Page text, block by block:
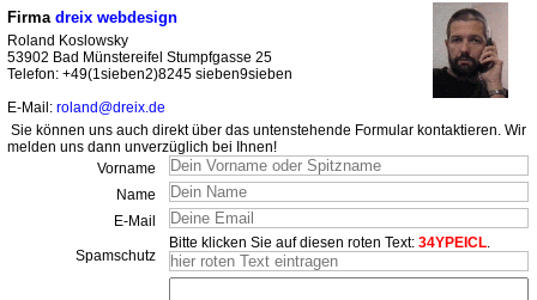
Firma dreix webdesign
Roland Koslowsky
53902 Bad Münstereifel Stumpfgasse 25
Telefon: +49(1sieben2)8245 sieben9sieben
E-Mail: roland@dreix.de
Sie können uns auch direkt über das untenstehende Formular kontaktieren. Wir
melden uns dann unverzüglich bei Ihnen!
Vorname
Name
E-Mail
Spamschutz
Bitte klicken Sie auf diesen roten Text: 34YPEICL.